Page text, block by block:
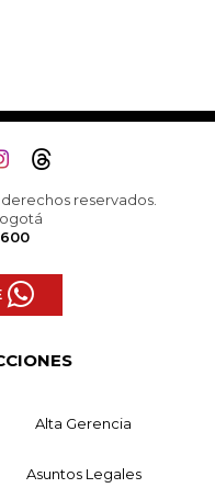
reservados.
Alta Gerencia
Asuntos Legales